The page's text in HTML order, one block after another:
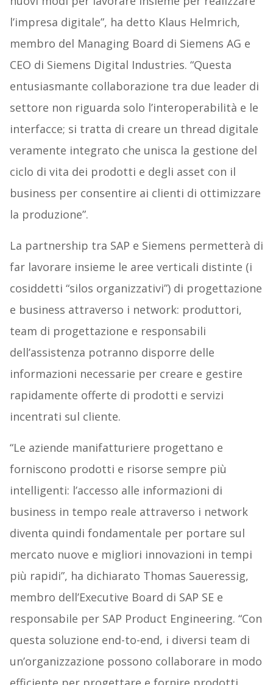
l’impresa digitale”, ha detto Klaus Helmrich,
membro del Managing Board di Siemens AG e
CEO di Siemens Digital Industries. “Questa
entusiasmante collaborazione tra due leader di
settore non riguarda solo l’interoperabilità e le
interfacce; si tratta di creare un thread digitale
veramente integrato che unisca la gestione del
ciclo di vita dei prodotti e degli asset con il
business per consentire ai clienti di ottimizzare
la produzione”.
La partnership tra SAP e Siemens permetterà di
far lavorare insieme le aree verticali distinte (i
cosiddetti “silos organizzativi”) di progettazione
e business attraverso i network: produttori,
team di progettazione e responsabili
dell’assistenza potranno disporre delle
informazioni necessarie per creare e gestire
rapidamente offerte di prodotti e servizi
incentrati sul cliente.
“Le aziende manifatturiere progettano e
forniscono prodotti e risorse sempre più
intelligenti: l’accesso alle informazioni di
business in tempo reale attraverso i network
diventa quindi fondamentale per portare sul
mercato nuove e migliori innovazioni in tempi
più rapidi”, ha dichiarato Thomas Saueressig,
membro dell’Executive Board di SAP SE e
responsabile per SAP Product Engineering. “Con
questa soluzione end-to-end, i diversi team di
un’organizzazione possono collaborare in modo